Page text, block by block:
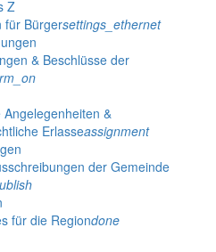
Z
für Bürgersettings_ethernet
& Beschlüsse der
&
Erlasseassignment
der Gemeinde
für die Regiondone